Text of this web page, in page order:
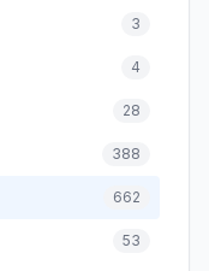
3
4
28
388
662
53